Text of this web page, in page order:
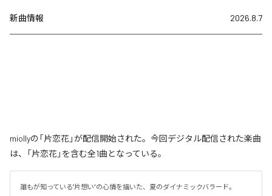
新曲情報 2026.8.7
miollyの「片恋花」が配信開始された。今回デジタル配信された楽曲
は、「片恋花」を含む全1曲となっている。
誰もが知っている"片想い”の心情を描いた、夏のダイナミックバラード。